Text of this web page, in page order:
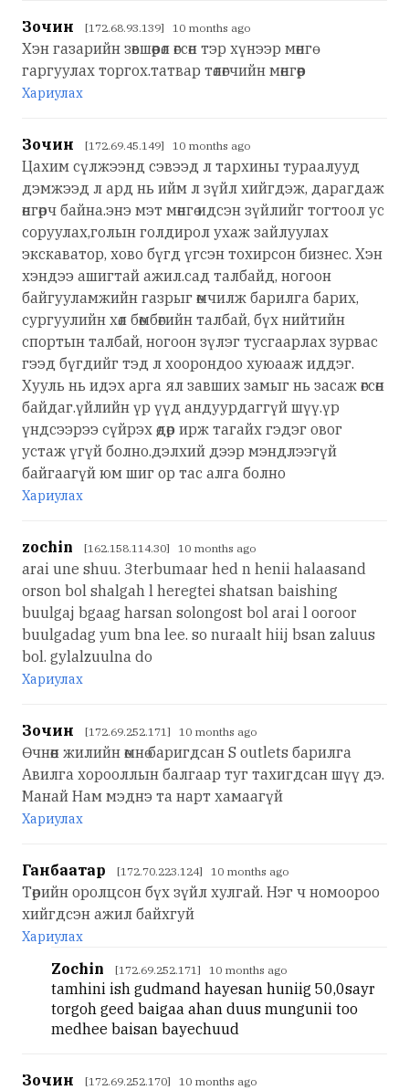
Зочин [172.68.93.139] 10 months ago
Хэн газарийн зөвшөөрөл өгсөн тэр хүнээр мөнгө
гаргуулах торгох.татвар төлөгчийн мөнгөөр
Хариулах
Зочин [172.69.45.149] 10 months ago
Цахим сүлжээнд сэвээд л тархины тураалууд
дэмжээд л ард нь ийм л зүйл хийгдэж, дарагдаж
өнгөрч байна.энэ мэт мөнгө идсэн зүйлийг тогтоол ус
соруулах,голын голдирол ухаж зайлуулах
экскаватор, хово бүгд үгсэн тохирсон бизнес. Хэн
хэндээ ашигтай ажил.сад талбайд, ногоон
байгууламжийн газрыг өмчилж барилга барих,
сургуулийн хөл бөмбөгийн талбай, бүх нийтийн
спортын талбай, ногоон зүлэг тусгаарлах зурвас
гээд бүгдийг тэд л хоорондоо хуюааж иддэг.
Хууль нь идэх арга ял завших замыг нь засаж өгсөн
байдаг.үйлийн үр үүд андуурдаггүй шүү.үр
үндсээрээ сүйрэх өдөр ирж тагайх гэдэг овог
устаж үгүй болно.дэлхий дээр мэндлээгүй
байгаагүй юм шиг ор тас алга болно
Хариулах
zochin [162.158.114.30] 10 months ago
arai une shuu. 3terbumaar hed n henii halaasand
orson bol shalgah l heregtei shatsan baishing
buulgaj bgaag harsan solongost bol arai l ooroor
buulgadag yum bna lee. so nuraalt hiij bsan zaluus
bol. gylalzuulna do
Хариулах
Зочин [172.69.252.171] 10 months ago
Өчнөөн жилийн өмнө баригдсан S outlets барилга
Авилга хорооллын балгаар туг тахигдсан шүү дэ.
Манай Нам мэднэ та нарт хамаагүй
Хариулах
Ганбаатар [172.70.223.124] 10 months ago
Төрийн оролцсон бүх зүйл хулгай. Нэг ч номоороо
хийгдсэн ажил байхгуй
Хариулах
Zochin [172.69.252.171] 10 months ago
tamhini ish gudmand hayesan huniig 50,0sayr
torgoh geed baigaa ahan duus mungunii too
medhee baisan bayechuud
Зочин [172.69.252.170] 10 months ago